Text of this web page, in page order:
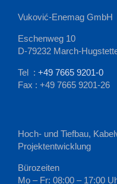
Vuković-Enemag GmbH
Eschenweg 10
D-79232 March-
Tel : +49 7665 9201-0
Fax : +49 7665 9201-26
Hoch- und Tiefbau,
Projektentwicklung
Bürozeiten
Mo – Fr: 08:00 – 17:00